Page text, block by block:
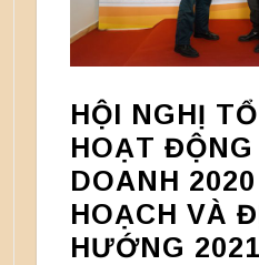
HỘI NGHỊ
HOẠT
DOANH
HOẠCH VÀ
HƯỚNG 2021